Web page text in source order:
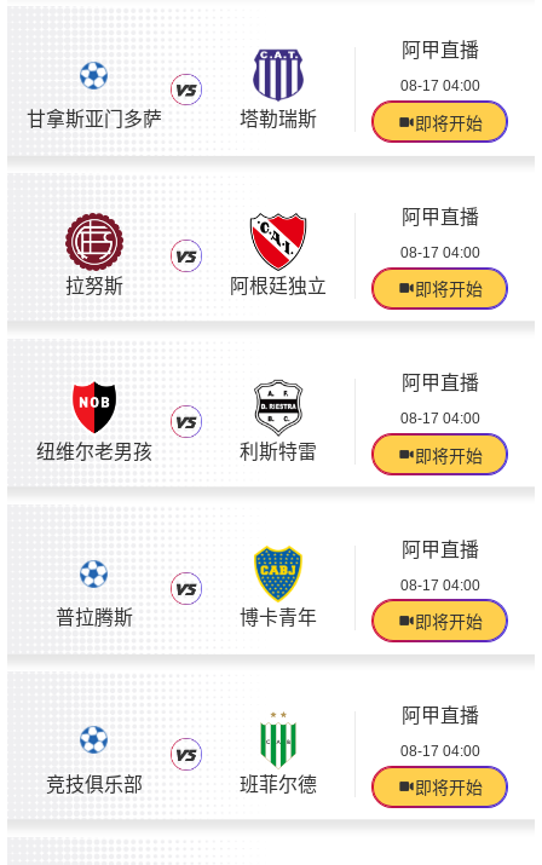
甘拿斯亚门多萨 塔勒瑞斯
阿甲直播
08-17 04:00
即将开始
拉努斯 阿根廷独立
阿甲直播
08-17 04:00
即将开始
纽维尔老男孩 利斯特雷
阿甲直播
08-17 04:00
即将开始
普拉腾斯 博卡青年
阿甲直播
08-17 04:00
即将开始
竞技俱乐部 班菲尔德
阿甲直播
08-17 04:00
即将开始